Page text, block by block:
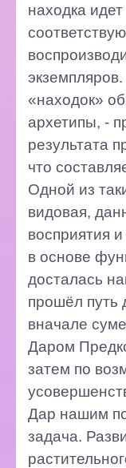
находка
«находок»
архетипы, -
результата
что
Одной из
видовая,
восприятия
в основе
досталась
прошёл путь
вначале
Даром
затем по
Дар нашим
задача.